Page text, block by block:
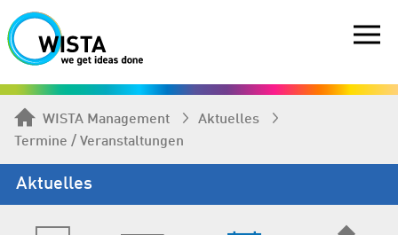
WISTA Management
Aktuelles
Termine / Veranstaltungen
Aktuelles